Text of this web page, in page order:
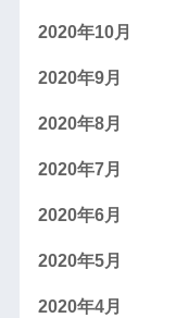
2020年10月
2020年9月
2020年8月
2020年7月
2020年6月
2020年5月
2020年4月